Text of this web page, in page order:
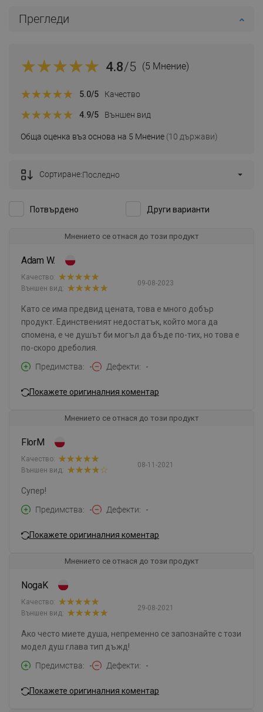
Прегледи
4.8/5 (5 Мнение)
Обща оценка въз основа на 5 Мнение (10 държави)
5.0/5 Качество
4.9/5 Външен вид
Потвърдено Други варианти
Сортиране:Последно
Мнението се отнася до този продукт
Adam W.
09-08-2023
Качество:
Външен вид:
Като се има предвид цената, това е много добър
продукт. Единственият недостатък, който мога да
спомена, е че душът би могъл да бъде по-тих, но това е
по-скоро дреболия.
Предимства
- Дефекти -
Покажете оригиналния коментар
Мнението се отнася до този продукт
FlorM
08-11-2021
Качество:
Външен вид:
Супер!
Предимства
- Дефекти -
Покажете оригиналния коментар
Мнението се отнася до този продукт
NogaK
29-08-2021
Качество:
Външен вид:
Ако често миете душа, непременно се запознайте с този
модел душ глава тип дъжд!
Предимства
- Дефекти -
Покажете оригиналния коментар